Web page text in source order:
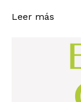
Leer más